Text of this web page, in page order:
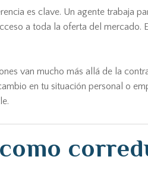
es clave. Un agente trabaja
a toda la oferta del
van mucho más allá de la
en tu situación personal o